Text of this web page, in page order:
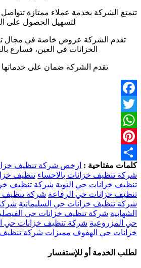
تتمتع الشركة بخدمة عملاء ممتازة
لتسهيل الحصول على
تقدم الشركة عروض خاصة في مجال
الخزانات في العين، فسارع
تقدم الشركة ضمان على خدماتها
Facebook
Twitter
WhatsApp
Pinterest
Share
كلمات مفتاحية : ارخص شركة تنظيف
شركة تنظيف خزانات بالاحساء تنظيف
تنظيف خزانات حي التوبة شركة تنظيف
تنظيف خزانات حي الرفاعة شركة تنظيف
شركة تنظيف خزانات حي السليمانية
الشهابية شركة تنظيف خزانات حي
حي المزروعية شركة تنظيف خزانات حي
خزانات حي الهفوف مميزات شركة تنظيف
لطلب الخدمة أو للإستفسار